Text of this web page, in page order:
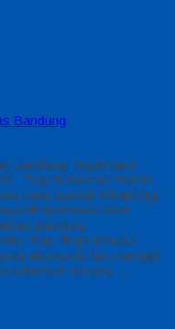
Bandung
Bandung Terpercaya
Toga kelulusan murah
yang spesial WhatsApp:
Bandung,
Baju Toga Wisuda
ekonomis kini menjadi
kelulusan secara…